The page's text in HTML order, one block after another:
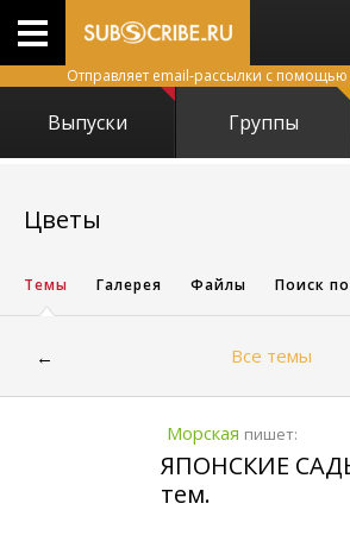
Отправляет email-рассылки с помощью
Выпуски Группы
Цветы
Темы Галерея Файлы Поиск
← Все темы
Морская пишет:
ЯПОНСКИЕ
тем.